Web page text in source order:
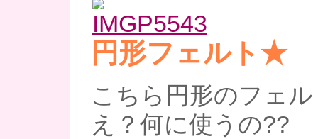
円形フェルト★
こちら円形のフェ
え？何に使うの??